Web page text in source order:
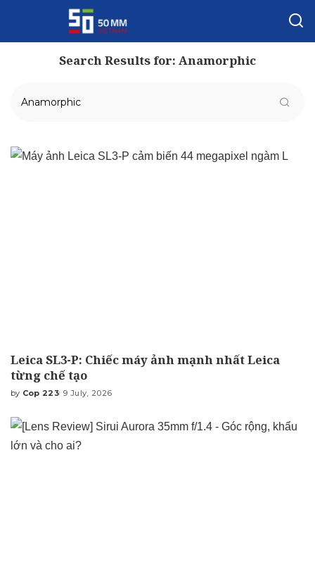
Search Results for: Anamorphic
Leica SL3-P: Chiếc máy ảnh mạnh nhất Leica
từng chế tạo
Posted
by Cop 223 9 July, 2026